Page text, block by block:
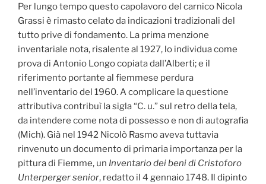
Per lungo tempo questo capolavoro del carnico Nicola
Grassi è rimasto celato da indicazioni tradizionali del
tutto prive di fondamento. La prima menzione
inventariale nota, risalente al 1927, lo individua come
prova di Antonio Longo copiata dall’Alberti; e il
riferimento portante al fiemmese perdura
nell’inventario del 1960. A complicare la questione
attributiva contribuì la sigla “C. u.” sul retro della tela,
da intendere come nota di possesso e non di autografia
(Mich). Già nel 1942 Nicolò Rasmo aveva tuttavia
rinvenuto un documento di primaria importanza per la
pittura di Fiemme, un Inventario dei beni di Cristoforo
Unterperger senior, redatto il 4 gennaio 1748. Il dipinto